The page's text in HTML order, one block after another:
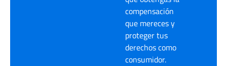
compensación
que mereces y
proteger tus
derechos como
consumidor.